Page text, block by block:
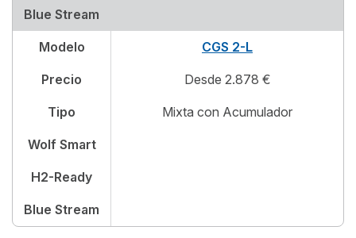
Blue Stream
Modelo CGS 2-L
Precio Desde 2.878 €
Tipo Mixta con Acumulador
Wolf Smart
H2-Ready
Blue Stream